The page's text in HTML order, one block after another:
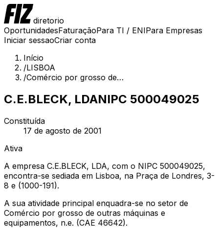
diretorio
OportunidadesFaturaçãoPara TI / ENIPara Empresas
Iniciar sessaoCriar conta
Início
/LISBOA
/Comércio por grosso de…
C.E.BLECK, LDANIPC 500049025
Constituída
17 de agosto de 2001
Ativa
A empresa C.E.BLECK, LDA, com o NIPC 500049025,
encontra-se sediada em Lisboa, na Praça de Londres, 3-
8 e (1000-191).
A sua atividade principal enquadra-se no setor de
Comércio por grosso de outras máquinas e
equipamentos, n.e. (CAE 46642).